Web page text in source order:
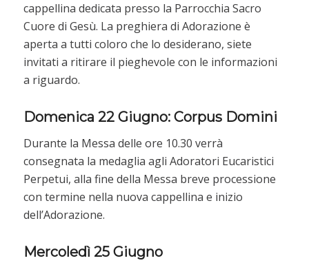
cappellina dedicata presso la Parrocchia Sacro
Cuore di Gesù. La preghiera di Adorazione è
aperta a tutti coloro che lo desiderano, siete
invitati a ritirare il pieghevole con le informazioni
a riguardo.
Domenica 22 Giugno: Corpus Domini
Durante la Messa delle ore 10.30 verrà
consegnata la medaglia agli Adoratori Eucaristici
Perpetui, alla fine della Messa breve processione
con termine nella nuova cappellina e inizio
dell’Adorazione.
Mercoledì 25 Giugno